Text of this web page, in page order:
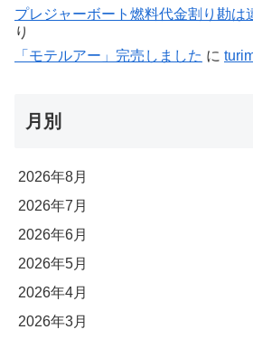
プレジャーボート燃料代金割り勘は
り
「モテルアー」完売しました に
月別
2026年8月
2026年7月
2026年6月
2026年5月
2026年4月
2026年3月